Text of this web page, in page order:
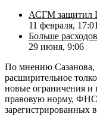
АСГМ защитил
11 февраля, 17:01
Больше
29 июня, 9:06
По мнению Сазанова,
расширительное
новые ограничения и
правовую норму, ФНС
зарегистрированных